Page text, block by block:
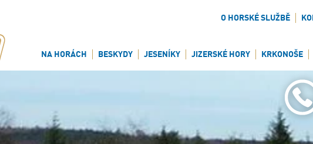
O HORSKÉ SLUŽBĚ
NA HORÁCH BESKYDY JESENÍKY JIZERSKÉ HORY KRKONOŠE